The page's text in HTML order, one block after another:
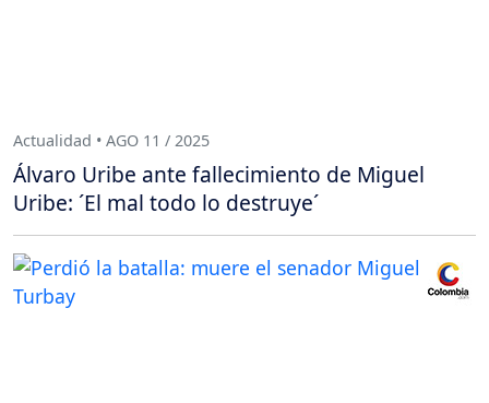
Actualidad • AGO 11 / 2025
Álvaro Uribe ante fallecimiento de Miguel
Uribe: ´El mal todo lo destruye´